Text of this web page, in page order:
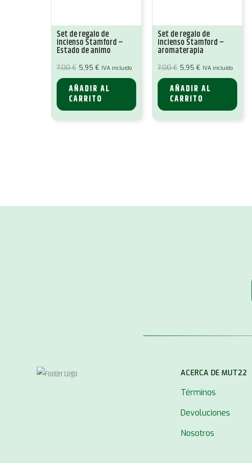
Set de regalo de
incienso Stamford –
Estado de animo
7,00€ El
original
era:
7,00 €.
5,95 € El
actual
es:
5,95 €.
IVA incluido
AÑADIR AL
CARRITO
Set de regalo de
incienso Stamford –
aromaterapia
7,00€ El
original
era:
7,00 €.
5,95 € El
actual
es:
5,95 €.
IVA incluido
AÑADIR AL
CARRITO
ACERCA DE MUT22
Términos
Devoluciones
Nosotros